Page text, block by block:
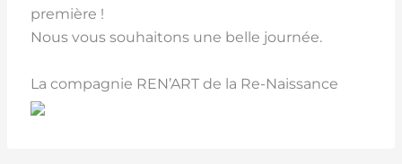
première !
Nous vous souhaitons une belle journée.
La compagnie REN’ART de la Re-Naissance